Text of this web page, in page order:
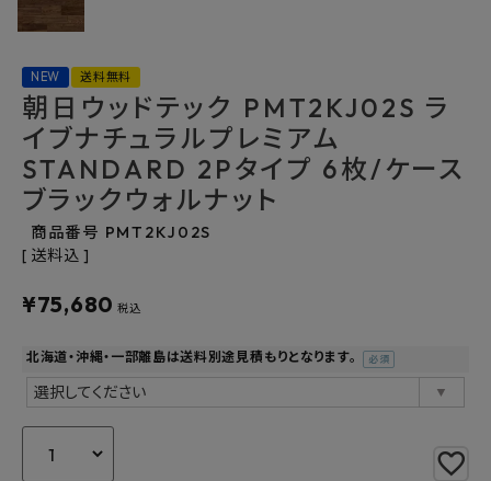
カテゴリーから選ぶ
メーカーから選ぶ
ご利用ガイド
よくあるご質問
お問い合わせ
メルマガ登録
特定商取引法について
NEW 送料無料
朝日ウッドテック PMT2KJ02S ラ
イブナチュラルプレミアム
STANDARD 2Pタイプ 6枚/ケース
ブラックウォルナット
商品番号 PMT2KJ02S
送料込
¥75,680 税込
北海道・沖縄・一部離島は送料別途見積もりとなります。
(必